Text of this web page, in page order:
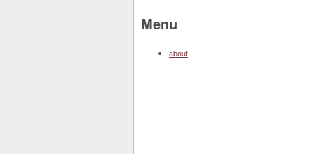
Menu
about